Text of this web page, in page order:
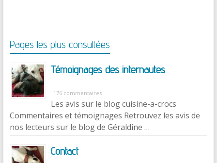
Pages les plus consultées
Témoignages des internautes
176 commentaires
Les avis sur le blog cuisine-a-crocs
Commentaires et témoignages Retrouvez les avis de
nos lecteurs sur le blog de Géraldine …
Contact